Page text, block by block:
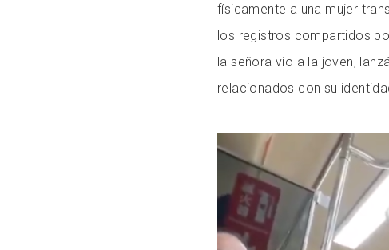
físicamente a una mujer
los registros compartidos
la señora vio a la joven,
relacionados con su